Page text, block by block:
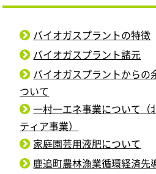
バイオガスプラントの特徴
バイオガスプラント諸元
バイオガスプラントからの
ついて
一村一エネ事業について（
ティア事業）
家庭園芸用液肥について
鹿追町農林漁業循環経済先